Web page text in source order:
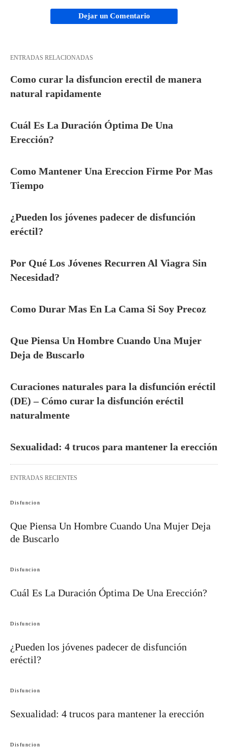
Dejar un Comentario
ENTRADAS RELACIONADAS
Como curar la disfuncion erectil de manera
natural rapidamente
Cuál Es La Duración Óptima De Una
Erección?
Como Mantener Una Ereccion Firme Por Mas
Tiempo
¿Pueden los jóvenes padecer de disfunción
eréctil?
Por Qué Los Jóvenes Recurren Al Viagra Sin
Necesidad?
Como Durar Mas En La Cama Si Soy Precoz
Que Piensa Un Hombre Cuando Una Mujer
Deja de Buscarlo
Curaciones naturales para la disfunción eréctil
(DE) – Cómo curar la disfunción eréctil
naturalmente
Sexualidad: 4 trucos para mantener la erección
ENTRADAS RECIENTES
Disfuncion
Que Piensa Un Hombre Cuando Una Mujer Deja
de Buscarlo
Disfuncion
Cuál Es La Duración Óptima De Una Erección?
Disfuncion
¿Pueden los jóvenes padecer de disfunción
eréctil?
Disfuncion
Sexualidad: 4 trucos para mantener la erección
Disfuncion